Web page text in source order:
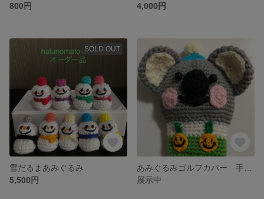
800円
4,000円
SOLD OUT
雪だるまあみぐるみ
5,500円
展示中